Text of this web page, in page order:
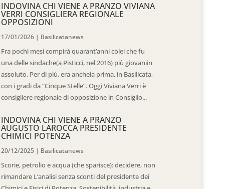
INDOVINA CHI VIENE A PRANZO VIVIANA
VERRI CONSIGLIERA REGIONALE
OPPOSIZIONI
17/01/2026| Basilicatanews
Fra pochi mesi compirà quarant’anni colei che fu
una delle sindache(a Pisticci, nel 2016) più giovaniin
assoluto. Per di più, era anchela prima, in Basilicata,
con i gradi da “Cinque Stelle”. Oggi Viviana Verri è
consigliere regionale di opposizione in Consiglio...
INDOVINA CHI VIENE A PRANZO
AUGUSTO LAROCCA PRESIDENTE
CHIMICI POTENZA
20/12/2025 | Basilicatanews
Scorie, petrolio e acqua (che sparisce): decidere, non
rimandare L’analisi senza sconti del presidente dei